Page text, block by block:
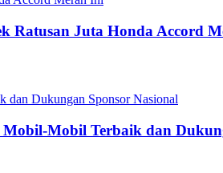
Ratusan Juta Honda Accord
Mobil Terbaik dan